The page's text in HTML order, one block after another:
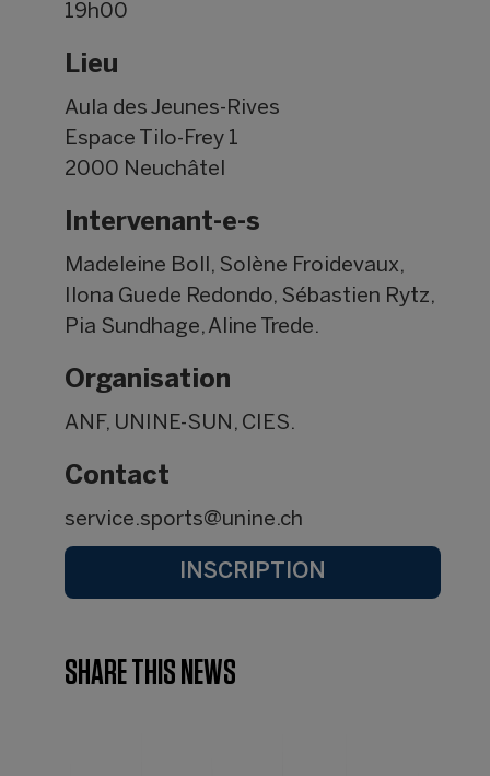
19h00
Lieu
Aula des Jeunes-Rives
Espace Tilo-Frey 1
2000 Neuchâtel
Intervenant-e-s
Madeleine Boll, Solène Froidevaux,
Ilona Guede Redondo, Sébastien Rytz,
Pia Sundhage, Aline Trede.
Organisation
ANF, UNINE-SUN, CIES.
Contact
service.sports@unine.ch
INSCRIPTION
SHARE THIS NEWS